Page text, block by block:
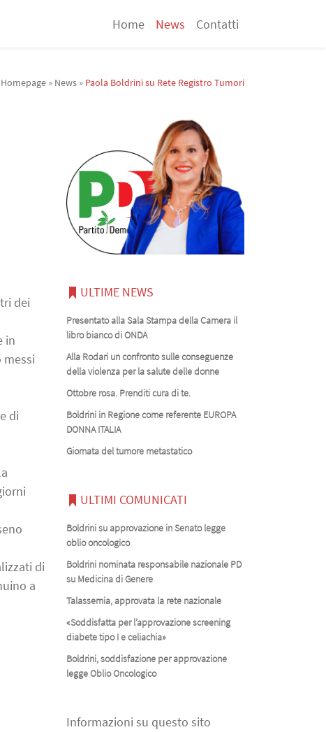
Home News Contatti
Homepage » News » Paola Boldrini su Rete Registro Tumori
dei
in
di
di
a
ULTIME NEWS
Presentato alla Sala Stampa della Camera il
libro bianco di ONDA
Alla Rodari un confronto sulle conseguenze
della violenza per la salute delle donne
Ottobre rosa. Prenditi cura di te.
Boldrini in Regione come referente EUROPA
DONNA ITALIA
Giornata del tumore metastatico
ULTIMI COMUNICATI
Boldrini su approvazione in Senato legge
oblio oncologico
Boldrini nominata responsabile nazionale PD
su Medicina di Genere
Talassemia, approvata la rete nazionale
«Soddisfatta per l’approvazione screening
diabete tipo I e celiachia»
Boldrini, soddisfazione per approvazione
legge Oblio Oncologico
Informazioni su questo sito